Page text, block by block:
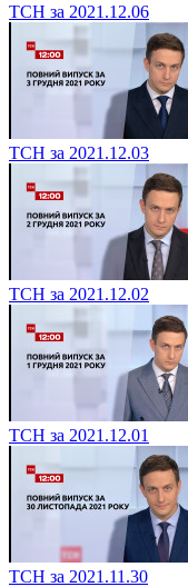
ТСН за 2021.12.06
ТСН за 2021.12.03
ТСН за 2021.12.02
ТСН за 2021.12.01
ТСН за 2021.11.30